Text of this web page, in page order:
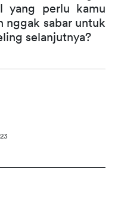
yang perlu kamu
nggak sabar untuk
selanjutnya?